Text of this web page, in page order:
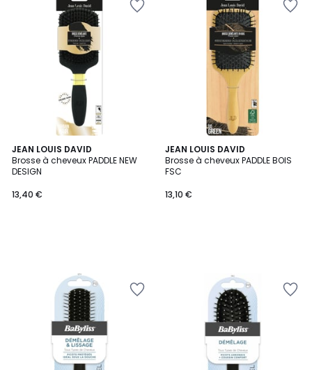
JEAN LOUIS DAVID
Brosse à cheveux PADDLE NEW
DESIGN
13,40 €
JEAN LOUIS DAVID
Brosse à cheveux PADDLE BOIS
FSC
13,10 €